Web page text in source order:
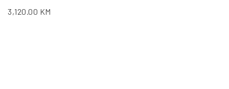
3,120.00 KM